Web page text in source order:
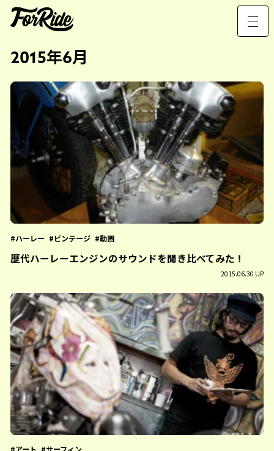
2015年6月
ハーレー ビンテージ 動画
歴代ハーレーエンジンのサウンドを聞き比べてみた！
2015.06.30 UP